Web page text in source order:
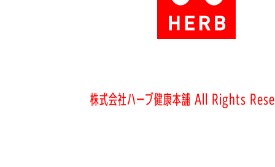
株式会社ハーブ健康本舗 All Rights